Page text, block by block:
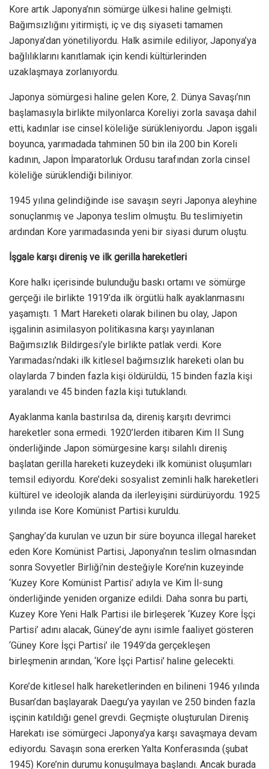
Kore artık Japonya’nın sömürge ülkesi haline gelmişti.
Bağımsızlığını yitirmişti, iç ve dış siyaseti tamamen
Japonya’dan yönetiliyordu. Halk asimile ediliyor, Japonya’ya
bağlılıklarını kanıtlamak için kendi kültürlerinden
uzaklaşmaya zorlanıyordu.
Japonya sömürgesi haline gelen Kore, 2. Dünya Savaşı’nın
başlamasıyla birlikte milyonlarca Koreliyi zorla savaşa dahil
etti, kadınlar ise cinsel köleliğe sürükleniyordu. Japon işgali
boyunca, yarımadada tahminen 50 bin ila 200 bin Koreli
kadının, Japon İmparatorluk Ordusu tarafından zorla cinsel
köleliğe sürüklendiği biliniyor.
1945 yılına gelindiğinde ise savaşın seyri Japonya aleyhine
sonuçlanmış ve Japonya teslim olmuştu. Bu teslimiyetin
ardından Kore yarımadasında yeni bir siyasi durum oluştu.
İşgale karşı direniş ve ilk gerilla hareketleri
Kore halkı içerisinde bulunduğu baskı ortamı ve sömürge
gerçeği ile birlikte 1919’da ilk örgütlü halk ayaklanmasını
yaşamıştı. 1 Mart Hareketi olarak bilinen bu olay, Japon
işgalinin asimilasyon politikasına karşı yayınlanan
Bağımsızlık Bildirgesi’yle birlikte patlak verdi. Kore
Yarımadası’ndaki ilk kitlesel bağımsızlık hareketi olan bu
olaylarda 7 binden fazla kişi öldürüldü, 15 binden fazla kişi
yaralandı ve 45 binden fazla kişi tutuklandı.
Ayaklanma kanla bastırılsa da, direniş karşıtı devrimci
hareketler sona ermedi. 1920’lerden itibaren Kim II Sung
önderliğinde Japon sömürgesine karşı silahlı direniş
başlatan gerilla hareketi kuzeydeki ilk komünist oluşumları
temsil ediyordu. Kore’deki sosyalist zeminli halk hareketleri
kültürel ve ideolojik alanda da ilerleyişini sürdürüyordu. 1925
yılında ise Kore Komünist Partisi kuruldu.
Şanghay’da kurulan ve uzun bir süre boyunca illegal hareket
eden Kore Komünist Partisi, Japonya’nın teslim olmasından
sonra Sovyetler Birliği’nin desteğiyle Kore’nin kuzeyinde
‘Kuzey Kore Komünist Partisi’ adıyla ve Kim İl-sung
önderliğinde yeniden organize edildi. Daha sonra bu parti,
Kuzey Kore Yeni Halk Partisi ile birleşerek ‘Kuzey Kore İşçi
Partisi’ adını alacak, Güney’de aynı isimle faaliyet gösteren
‘Güney Kore İşçi Partisi’ ile 1949’da gerçekleşen
birleşmenin arından, ‘Kore İşçi Partisi’ haline gelecekti.
Kore’de kitlesel halk hareketlerinden en bilineni 1946 yılında
Busan’dan başlayarak Daegu’ya yayılan ve 250 binden fazla
işçinin katıldığı genel grevdi. Geçmişte oluşturulan Direniş
Harekatı ise sömürgeci Japonya’ya karşı savaşmaya devam
ediyordu. Savaşın sona ererken Yalta Konferasında (şubat
1945) Kore’nin durumu konuşulmaya başlandı. Ancak burada